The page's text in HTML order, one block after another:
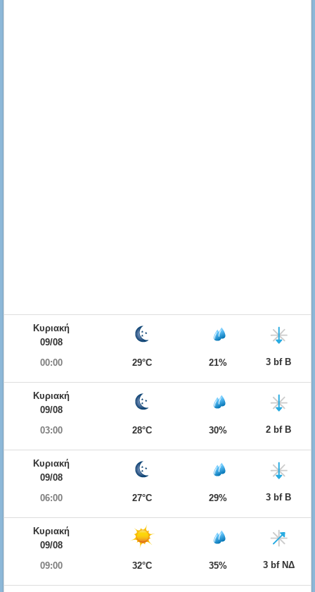
Κυριακή
09/08
00:00
29°C 21% 3 bf Β
Κυριακή
09/08
03:00
28°C 30% 2 bf Β
Κυριακή
09/08
06:00
27°C 29% 3 bf Β
Κυριακή
09/08
09:00
32°C 35% 3 bf ΝΔ